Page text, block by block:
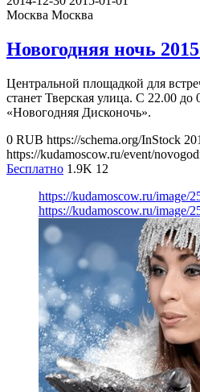
Москва Москва
Новогодняя ночь
Центральной площадкой для
станет Тверская улица. С 22.00 до
«Новогодняя Дисконочь».
0 RUB https://schema.org/InStock
https://kudamoscow.ru/event/
Бесплатно 1.9K 12
https://kudamoscow.ru/image/
https://kudamoscow.ru/image/